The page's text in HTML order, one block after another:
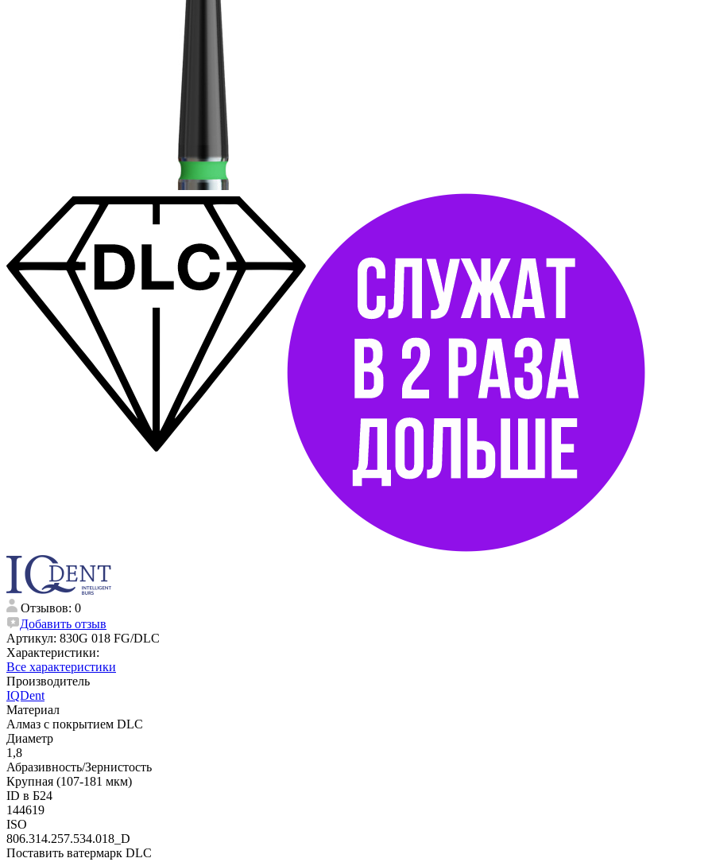
Отзывов: 0
Добавить отзыв
Артикул: 830G 018 FG/DLC
Характеристики:
Все характеристики
Производитель
IQDent
Материал
Алмаз с покрытием DLC
Диаметр
1,8
Абразивность/Зернистость
Крупная (107-181 мкм)
ID в Б24
144619
ISO
806.314.257.534.018_D
Поставить ватермарк DLC